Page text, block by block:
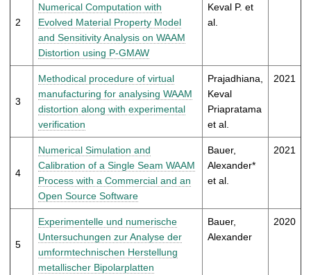
2
Numerical Computation with
Evolved Material Property Model
and Sensitivity Analysis on WAAM
Distortion using P-GMAW
Keval P. et
al.
3
Methodical procedure of virtual
manufacturing for analysing WAAM
distortion along with experimental
verification
Prajadhiana,
Keval
Priapratama
et al.
2021
4
Numerical Simulation and
Calibration of a Single Seam WAAM
Process with a Commercial and an
Open Source Software
Bauer,
Alexander*
et al.
2021
5
Experimentelle und numerische
Untersuchungen zur Analyse der
umformtechnischen Herstellung
metallischer Bipolarplatten
Bauer,
Alexander
2020